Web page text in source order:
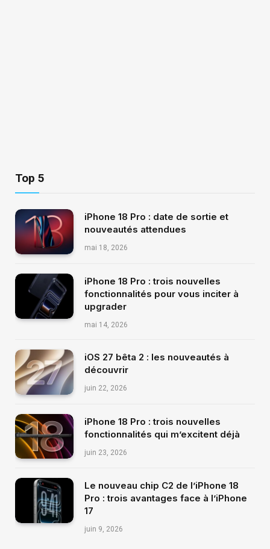
Top 5
iPhone 18 Pro : date de sortie et
nouveautés attendues
mai 18, 2026
iPhone 18 Pro : trois nouvelles
fonctionnalités pour vous inciter à
upgrader
mai 14, 2026
iOS 27 bêta 2 : les nouveautés à
découvrir
juin 22, 2026
iPhone 18 Pro : trois nouvelles
fonctionnalités qui m’excitent déjà
juin 23, 2026
Le nouveau chip C2 de l’iPhone 18
Pro : trois avantages face à l’iPhone
17
juin 9, 2026